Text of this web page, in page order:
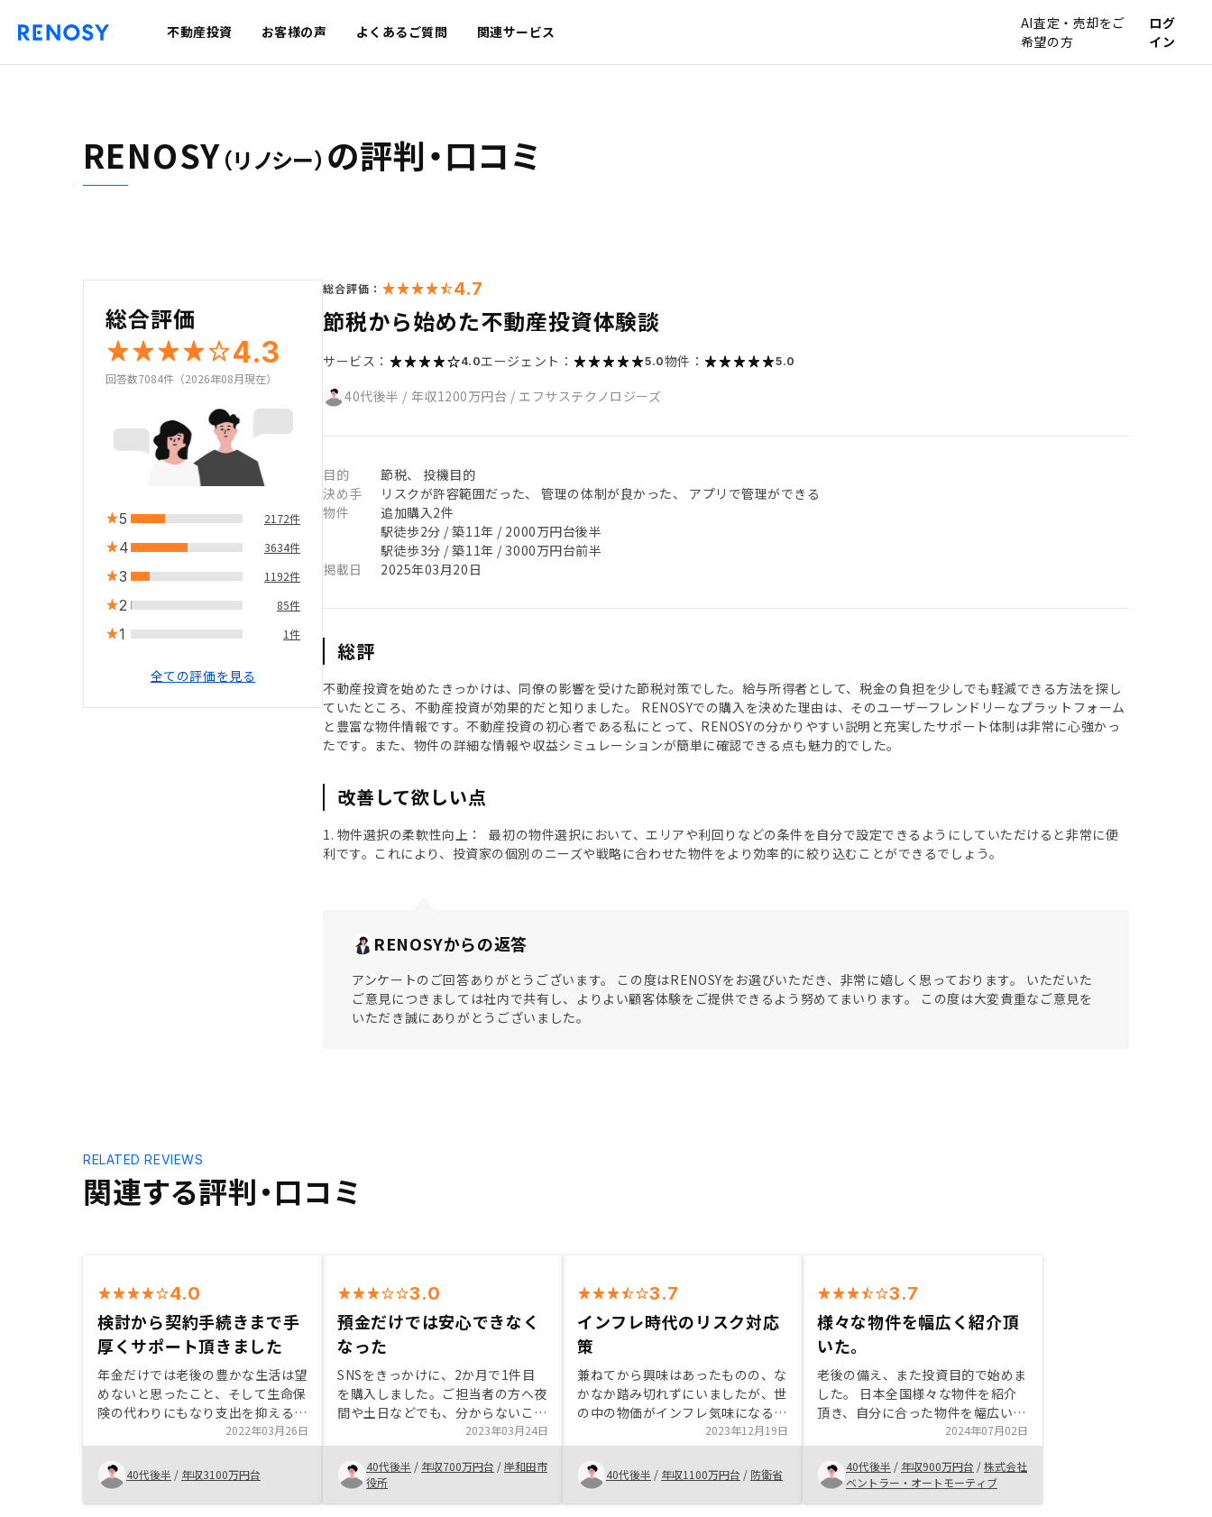
不動産投資 お客様の声 よくあるご質問 関連サービス
AI査定・売却をご
希望の方
ログ
イン
RENOSY（リノシー） の評判・口コミ
総合評価
4.3
回答数7084件（2026年08月現在）
5 2172件
4 3634件
3 1192件
2 85件
1 1件
全ての評価を見る
総合評価： 4.7
節税から始めた不動産投資体験談
サービス： 4.0エージェント： 5.0物件： 5.0
40代後半 / 年収1200万円台 / エフサステクノロジーズ
目的
節税、 投機目的
決め手
リスクが許容範囲だった、 管理の体制が良かった、 アプリで管理ができる
物件
追加購入2件
駅徒歩2分 / 築11年 / 2000万円台後半
駅徒歩3分 / 築11年 / 3000万円台前半
掲載日
2025年03月20日
総評
不動産投資を始めたきっかけは、同僚の影響を受けた節税対策でした。給与所得者として、税金の負担を少しでも軽減できる方法を探し
ていたところ、不動産投資が効果的だと知りました。 RENOSYでの購入を決めた理由は、そのユーザーフレンドリーなプラットフォーム
と豊富な物件情報です。不動産投資の初心者である私にとって、RENOSYの分かりやすい説明と充実したサポート体制は非常に心強かっ
たです。また、物件の詳細な情報や収益シミュレーションが簡単に確認できる点も魅力的でした。
改善して欲しい点
1. 物件選択の柔軟性向上： 最初の物件選択において、エリアや利回りなどの条件を自分で設定できるようにしていただけると非常に便
利です。これにより、投資家の個別のニーズや戦略に合わせた物件をより効率的に絞り込むことができるでしょう。
RENOSYからの返答
アンケートのご回答ありがとうございます。 この度はRENOSYをお選びいただき、非常に嬉しく思っております。 いただいた
ご意見につきましては社内で共有し、よりよい顧客体験をご提供できるよう努めてまいります。 この度は大変貴重なご意見を
いただき誠にありがとうございました。
関連する評判・口コミ
RELATED REVIEWS
4.0
検討から契約手続きまで手
厚くサポート頂きました
年金だけでは老後の豊かな生活は望
めないと思ったこと、そして生命保
険の代わりにもなり支出を抑えるこ
とができるところから、不動産投資
に興味を持ちました。 株式のよう
に一喜一憂することなく、長期スパ
ンとなる投資スタイルも安心できる
と感じて不動産投資をはじめまし
2022年03月26日
40代後半 / 年収3100万円台
3.0
預金だけでは安心できなく
なった
SNSをきっかけに、2か月で1件目
を購入しました。ご担当者の方へ夜
間や土日などでも、分からないこと
は質問するとすぐ答えがかえってき
ました。やり取りをしていくうちに
徐々に信頼していくことが出来まし
た。まだ不安はありますが、
RENOSYさんと相談しながらその不
2023年03月24日
40代後半 / 年収700万円台 /岸和田市
役所
3.7
インフレ時代のリスク対応
策
兼ねてから興味はあったものの、な
かなか踏み切れずにいましたが、世
の中の物価がインフレ気味になる中
でそのリスクを分散できる不動産投
資をやろうと思った。できるだけ本
業への影響ないよう、管理体制とデ
ジタル化が進んでいるリノシーに最
終的に決めました。収支を大きく左
2023年12月19日
40代後半 / 年収1100万円台 / 防衛省
3.7
様々な物件を幅広く紹介頂
いた。
老後の備え、また投資目的で始めま
した。 日本全国様々な物件を紹介
頂き、自分に合った物件を幅広い中
からチョイスできるので安心かと思
います。自分の目的、老後資金、投
資等に合わせて幅広く物件を選ばせ
ていただけるので良いと思います。
2024年07月02日
40代後半 / 年収900万円台 /株式会社
ベントラー・オートモーティブ